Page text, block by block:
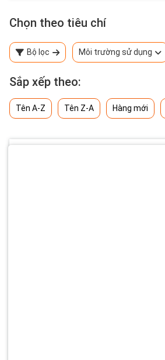
Chọn theo tiêu chí
Bộ lọc Môi trường sử dụng
Sắp xếp theo:
Tên A-Z Tên Z-A Hàng mới